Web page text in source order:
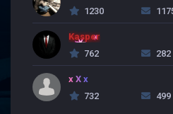
1230
Kasper
762
282
x X x
732
499